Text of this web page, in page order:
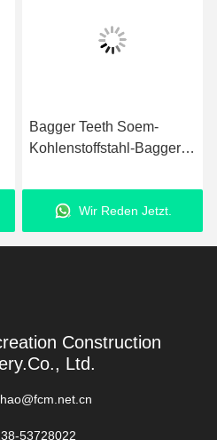
Bagger Teeth Soem-
Kohlenstoffstahl-Bagger-
Wir Reden Jetzt.
Construction
Ltd.
53728022